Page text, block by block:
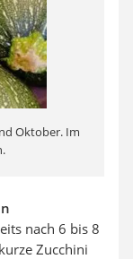
Oktober. Im
nach 6 bis 8
Zucchini